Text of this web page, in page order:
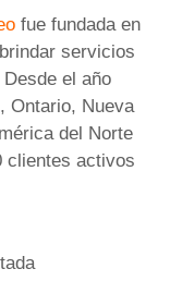
fue fundada en
servicios
el año
Ontario, Nueva
del Norte
clientes activos